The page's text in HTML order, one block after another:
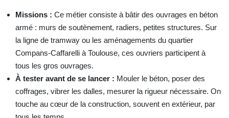
Missions : Ce métier consiste à bâtir des ouvrages en béton
armé : murs de soutènement, radiers, petites structures. Sur
la ligne de tramway ou les aménagements du quartier
Compans-Caffarelli à Toulouse, ces ouvriers participent à
tous les gros ouvrages.
À tester avant de se lancer : Mouler le béton, poser des
coffrages, vibrer les dalles, mesurer la rigueur nécessaire. On
touche au cœur de la construction, souvent en extérieur, par